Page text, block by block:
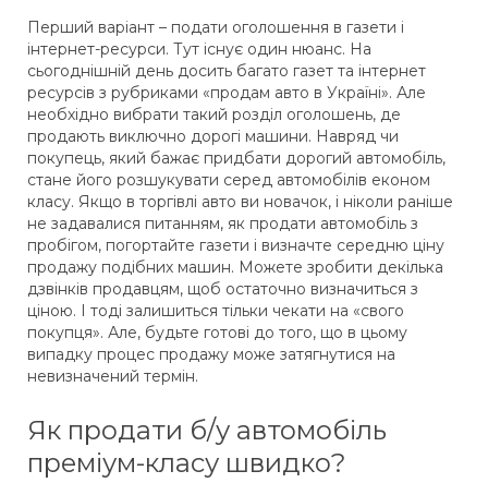
Перший варіант – подати оголошення в газети і
інтернет-ресурси. Тут існує один нюанс. На
сьогоднішній день досить багато газет та інтернет
ресурсів з рубриками «продам авто в Україні». Але
необхідно вибрати такий розділ оголошень, де
продають виключно дорогі машини. Навряд чи
покупець, який бажає придбати дорогий автомобіль,
стане його розшукувати серед автомобілів економ
класу. Якщо в торгівлі авто ви новачок, і ніколи раніше
не задавалися питанням, як продати автомобіль з
пробігом, погортайте газети і визначте середню ціну
продажу подібних машин. Можете зробити декілька
дзвінків продавцям, щоб остаточно визначиться з
ціною. І тоді залишиться тільки чекати на «свого
покупця». Але, будьте готові до того, що в цьому
випадку процес продажу може затягнутися на
невизначений термін.
Як продати б/у автомобіль
преміум-класу швидко?